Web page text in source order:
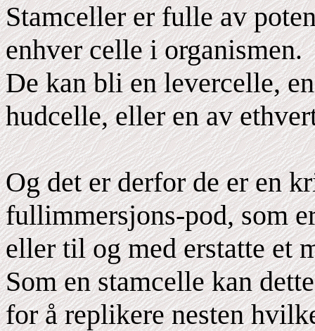
Stamceller er fulle av
enhver celle i organismen.
De kan bli en levercelle,
hudcelle, eller en av
Og det er derfor de er en
fullimmersjons-pod, som
eller til og med erstatte et
Som en stamcelle kan
for å replikere nesten